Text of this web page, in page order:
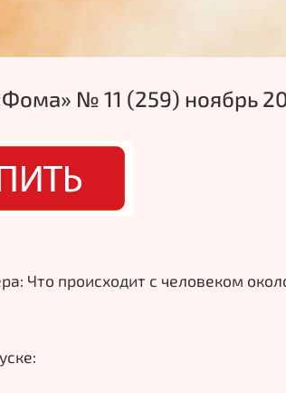
№ 11 (259) ноябрь
Что происходит с человеком